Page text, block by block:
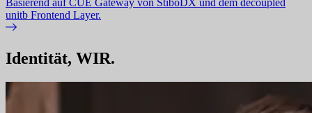
Basierend auf CUE Gateway von StiboDX und dem decoupled
unitb Frontend Layer.
Identität, WIR.